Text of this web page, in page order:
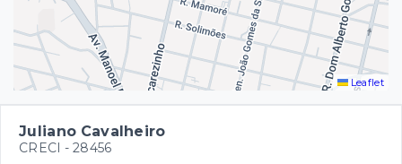
Leaflet
Juliano Cavalheiro
CRECI - 28456